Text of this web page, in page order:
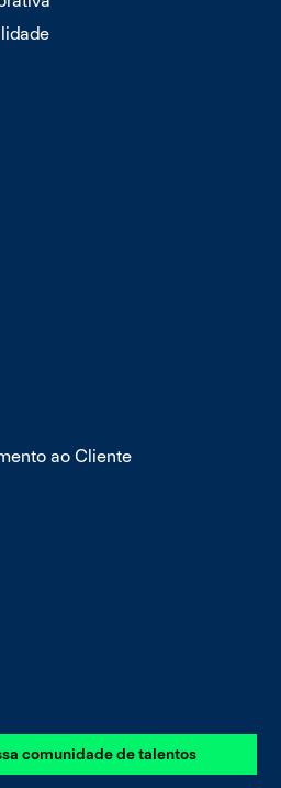
ao Cliente
comunidade de talentos